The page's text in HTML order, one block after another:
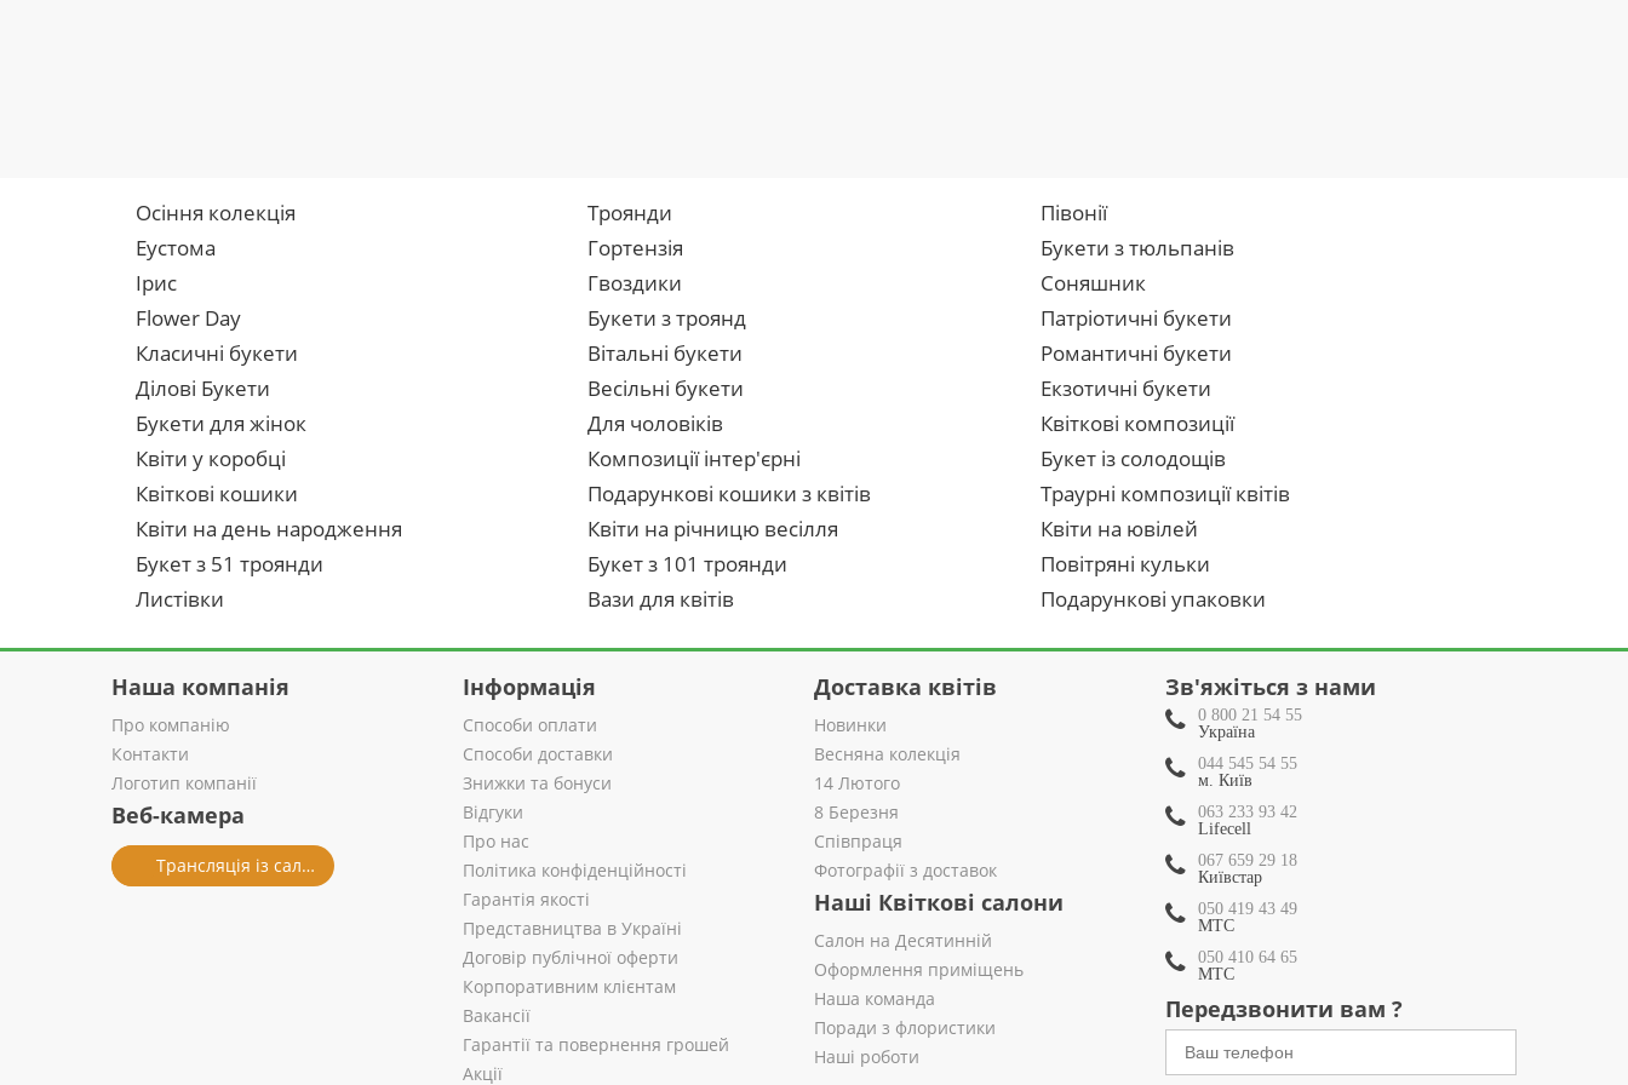
Осіння колекція Троянди
Півонії
Еустома
Гортензія
Букети з тюльпанів
Ірис
Гвоздики
Соняшник
Flower Day
Букети з троянд
Патріотичні букети
Класичні букети
Вітальні букети
Романтичні букети
Ділові Букети
Весільні букети
Екзотичні букети
Букети для жінок
Для чоловіків
Квіткові композиції
Квіти у коробці
Композиції інтер'єрні
Букет із солодощів
Квіткові кошики
Подарункові кошики з квітів
Траурні композиції квітів
Квіти на день народження
Квіти на річницю весілля
Квіти на ювілей
Букет з 51 троянди
Букет з 101 троянди
Повітряні кульки
Листівки
Вази для квітів Подарункові упаковки
Наша компанія
Про компанію
Контакти
Логотип компанії
Веб-камера
Трансляція із салону
Інформація
Способи оплати
Способи доставки
Знижки та бонуси
Відгуки
Про нас
Політика конфіденційності
Гарантія якості
Представництва в Україні
Договір публічної оферти
Корпоративним клієнтам
Вакансії
Гарантії та повернення грошей
Акції
Доставка квітів
Новинки
Весняна колекція
14 Лютого
8 Березня
Співпраця
Фотографії з доставок
Наші Квіткові салони
Салон на Десятинній
Оформлення приміщень
Наша команда
Поради з флористики
Наші роботи
Зв'яжіться з нами
0 800 21 54 55
Україна
044 545 54 55
м. Київ
063 233 93 42
Lifecell
067 659 29 18
Київстар
050 419 43 49
МТС
050 410 64 65
МТС
Передзвонити вам ?